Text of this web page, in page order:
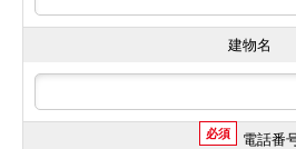
建物名
必須 電話番